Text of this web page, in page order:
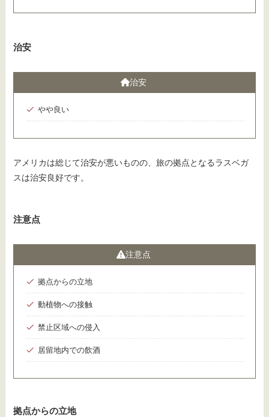
治安
治安
やや良い
アメリカは総じて治安が悪いものの、旅の拠点となるラスベガ
スは治安良好です。
注意点
注意点
拠点からの立地
動植物への接触
禁止区域への侵入
居留地内での飲酒
拠点からの立地